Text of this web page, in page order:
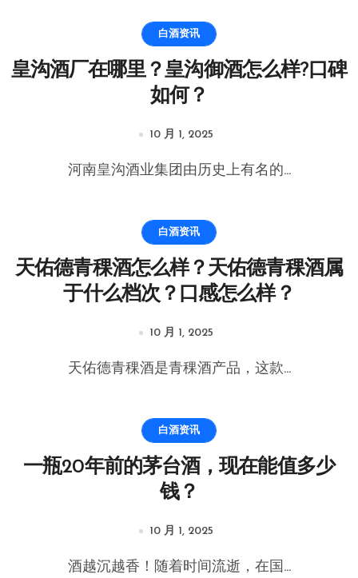
白酒资讯
皇沟酒厂在哪里？皇沟御酒怎么样?口碑
如何？
10 月 1, 2025
河南皇沟酒业集团由历史上有名的...
白酒资讯
天佑德青稞酒怎么样？天佑德青稞酒属
于什么档次？口感怎么样？
10 月 1, 2025
天佑德青稞酒是青稞酒产品，这款...
白酒资讯
一瓶20年前的茅台酒，现在能值多少
钱？
10 月 1, 2025
酒越沉越香！随着时间流逝，在国...